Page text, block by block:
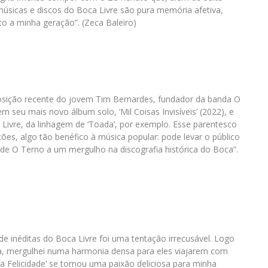
e discos do Boca Livre são pura memória afetiva,
a minha geração”. (Zeca Baleiro)
recente do jovem Tim Bernardes, fundador da banda O
seu mais novo álbum solo, ‘Mil Coisas Invisíveis’ (2022), e
da linhagem de ‘Toada’, por exemplo. Esse parentesco
algo tão benéfico à música popular: pode levar o público
O Terno a um mergulho na discografia histórica do Boca”.
inéditas do Boca Livre foi uma tentação irrecusável. Logo
numa harmonia densa para eles viajarem com
se tornou uma paixão deliciosa para minha